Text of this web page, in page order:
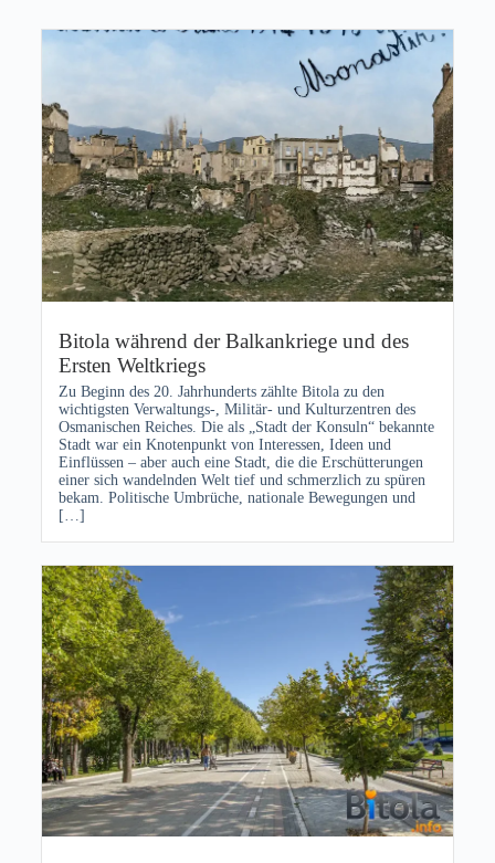
Bitola während der Balkankriege und des
Ersten Weltkriegs
Zu Beginn des 20. Jahrhunderts zählte Bitola zu den
wichtigsten Verwaltungs-, Militär- und Kulturzentren des
Osmanischen Reiches. Die als „Stadt der Konsuln“ bekannte
Stadt war ein Knotenpunkt von Interessen, Ideen und
Einflüssen – aber auch eine Stadt, die die Erschütterungen
einer sich wandelnden Welt tief und schmerzlich zu spüren
bekam. Politische Umbrüche, nationale Bewegungen und
[…]